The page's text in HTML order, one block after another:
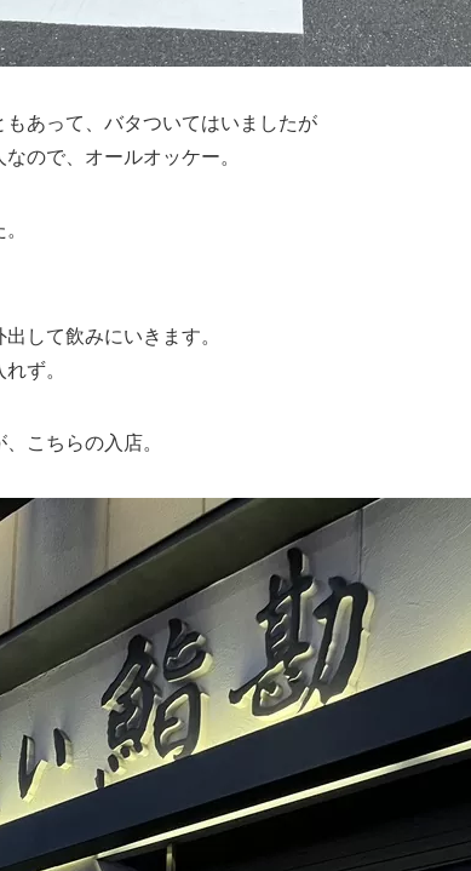
あって、バタついてはいましたが
ので、オールオッケー。
して飲みにいきます。
ず。
こちらの入店。